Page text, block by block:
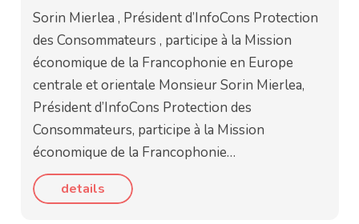
Sorin Mierlea , Président d’InfoCons Protection
des Consommateurs , participe à la Mission
économique de la Francophonie en Europe
centrale et orientale Monsieur Sorin Mierlea,
Président d’InfoCons Protection des
Consommateurs, participe à la Mission
économique de la Francophonie…
details